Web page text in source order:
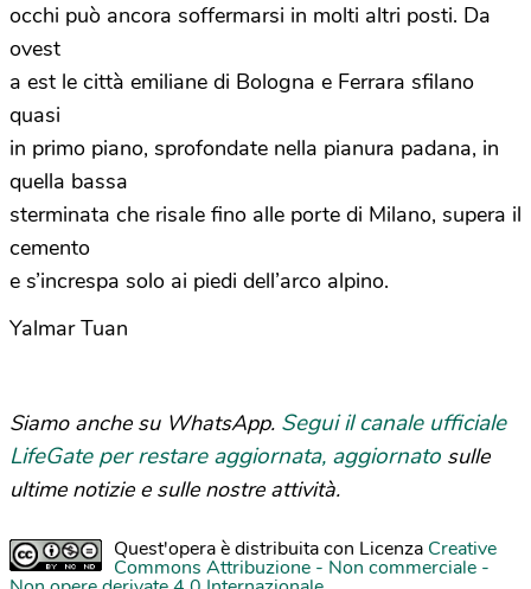
occhi può ancora soffermarsi in molti altri posti. Da
ovest
a est le città emiliane di Bologna e Ferrara sfilano
quasi
in primo piano, sprofondate nella pianura padana, in
quella bassa
sterminata che risale fino alle porte di Milano, supera il
cemento
e s’increspa solo ai piedi dell’arco alpino.
Yalmar Tuan
Siamo anche su WhatsApp. Segui il canale ufficiale
LifeGate per restare aggiornata, aggiornato sulle
ultime notizie e sulle nostre attività.
Quest'opera è distribuita con Licenza Creative
Commons Attribuzione - Non commerciale -